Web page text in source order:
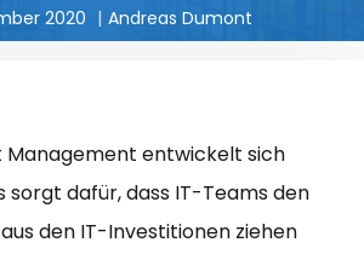
2020 Andreas Dumont
Management entwickelt sich
sorgt dafür, dass IT-Teams den
den IT-Investitionen ziehen